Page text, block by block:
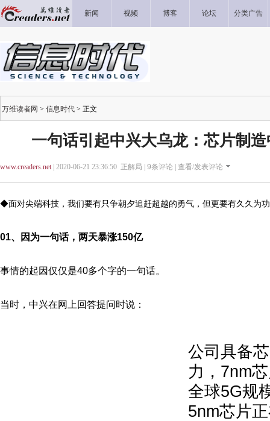
新闻 视频 博客 论坛 分类广告
万维读者网 > 信息时代 > 正文
一句话引起中兴大乌龙：芯片制
www.creaders.net| 2020-06-21 23:36:50 正解局 | 9条评论 | 查看/发表评论
◆面对尖端科技，我们要有只争朝夕追赶超越的勇气，但更要有久久为
01、因为一句话，两天暴涨150亿
事情的起因仅仅是40多个字的一句话。
当时，中兴在网上回答提问时说：
公司具备
力，7nm
全球5G规
5nm芯片